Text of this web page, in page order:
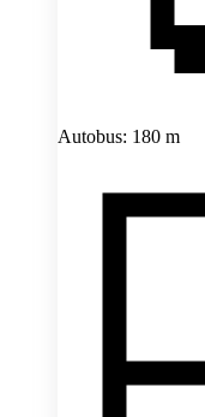
Autobus: 180 m